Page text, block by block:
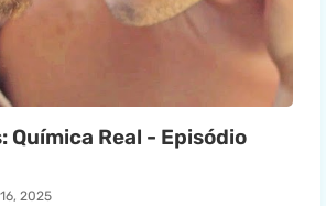
Química Real - Episódio
2025